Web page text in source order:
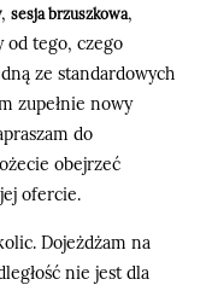
, sesja brzuszkowa,
od tego, czego
ze standardowych
zupełnie nowy
do
obejrzeć
ofercie.
Dojeżdżam na
nie jest dla